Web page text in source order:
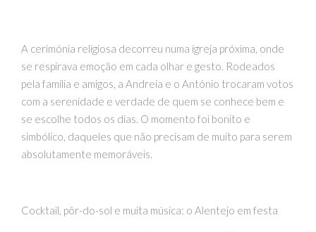
A cerimónia religiosa decorreu numa igreja próxima, onde
se respirava emoção em cada olhar e gesto. Rodeados
pela família e amigos, a Andreia e o António trocaram votos
com a serenidade e verdade de quem se conhece bem e
se escolhe todos os dias. O momento foi bonito e
simbólico, daqueles que não precisam de muito para serem
absolutamente memoráveis.
Cocktail, pôr-do-sol e muita música: o Alentejo em festa